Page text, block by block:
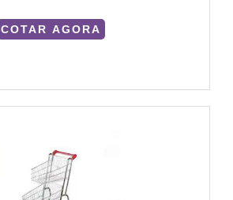
COTAR AGORA